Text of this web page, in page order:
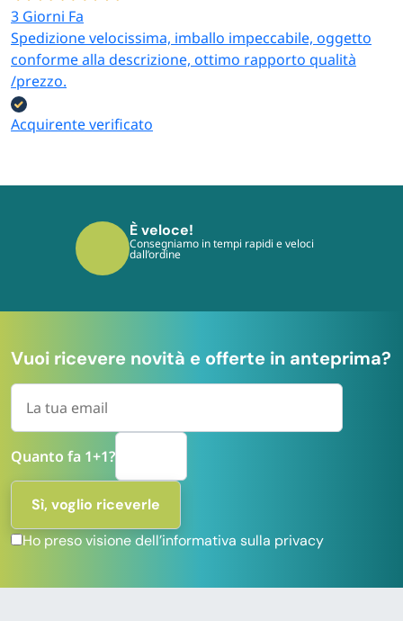
3 Giorni Fa
Spedizione velocissima, imballo impeccabile, oggetto
conforme alla descrizione, ottimo rapporto qualità
/prezzo.
Acquirente verificato
È sicuro!
I tuoi pagamenti sono protetti dai più
moderni protocolli
Vuoi ricevere novità e offerte in anteprima?
Quanto fa 1+1?
Ho preso visione dell’informativa sulla privacy